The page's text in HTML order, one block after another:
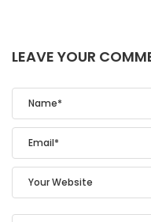
LEAVE YOUR